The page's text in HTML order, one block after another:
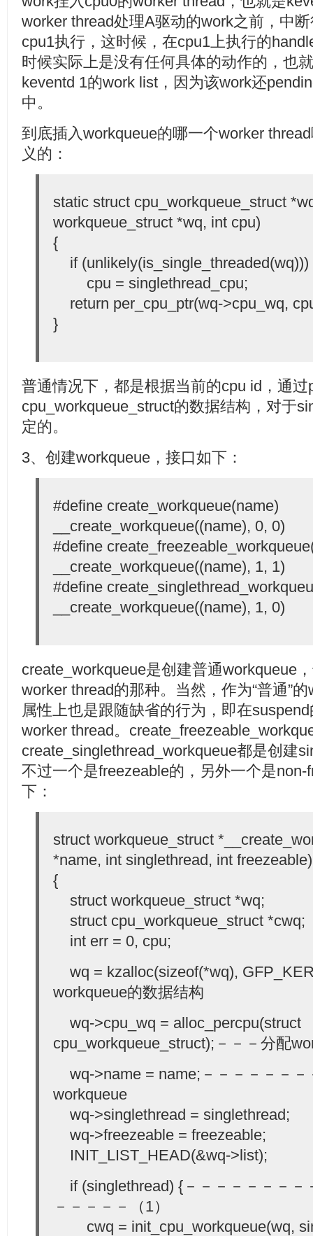
worker thread处理A驱动的work之前，中
cpu1执行，这时候，在cpu1上执行的
时候实际上是没有任何具体的动作的，也
keventd 1的work list，因为该work还
中。
到底插入workqueue的哪一个worker
义的：
static struct cpu_workqueue_struct
workqueue_struct *wq, int cpu)
{
if (unlikely(is_single_threaded(wq)))
cpu = singlethread_cpu;
return per_cpu_ptr(wq->cpu_wq,
}
普通情况下，都是根据当前的cpu id，通过
cpu_workqueue_struct的数据结构，对于
定的。
3、创建workqueue，接口如下：
#define create_workqueue(name)
__create_workqueue((name), 0, 0)
#define
__create_workqueue((name), 1, 1)
#define
__create_workqueue((name), 1, 0)
create_workqueue是创建普通workqueue
worker thread的那种。当然，作为“普通”
属性上也是跟随缺省的行为，即在
worker thread。
create_singlethread_workqueue都是创建
不过一个是freezeable的，另外一个是
下：
struct workqueue_struct
*name, int singlethread, int freezeable)
{
struct workqueue_struct *wq;
struct cpu_workqueue_struct *cwq;
int err = 0, cpu;
wq = kzalloc(sizeof(*wq),
workqueue的数据结构
wq->cpu_wq = alloc_percpu(struct
cpu_workqueue_struct);－－－分配
wq->name = name;－－－－－－－
workqueue
wq->singlethread = singlethread;
wq->freezeable = freezeable;
INIT_LIST_HEAD(&wq->list);
if (singlethread) {－－－－－－－－
－－－－－（1）
cwq = init_cpu_workqueue(wq,